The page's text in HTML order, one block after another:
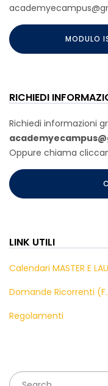
MODULO
RICHIEDI
Richiedi informazioni
Oppure chiama
LINK UTILI
Calendari MASTER E
Domande Ricorrenti
Regolamenti